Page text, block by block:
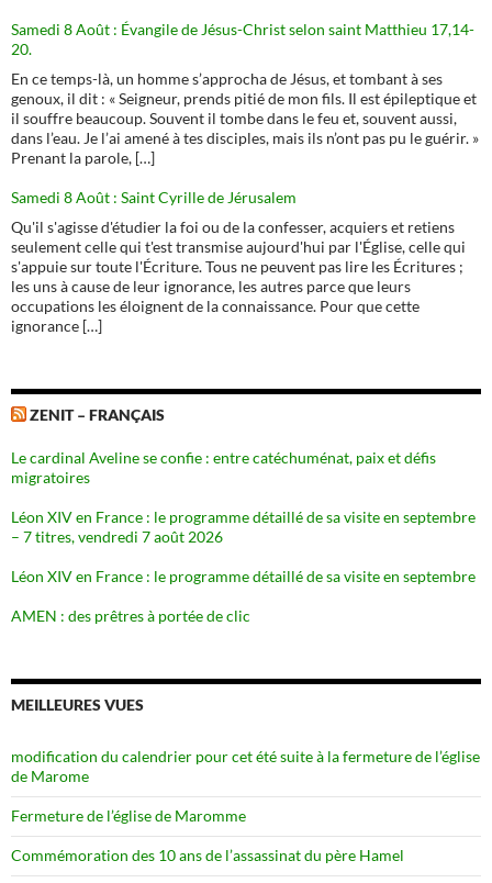
Samedi 8 Août : Évangile de Jésus-Christ selon saint Matthieu 17,14-
20.
En ce temps-là, un homme s’approcha de Jésus, et tombant à ses
genoux, il dit : « Seigneur, prends pitié de mon fils. Il est épileptique et
il souffre beaucoup. Souvent il tombe dans le feu et, souvent aussi,
dans l’eau. Je l’ai amené à tes disciples, mais ils n’ont pas pu le guérir. »
Prenant la parole, […]
Samedi 8 Août : Saint Cyrille de Jérusalem
Qu'il s'agisse d'étudier la foi ou de la confesser, acquiers et retiens
seulement celle qui t'est transmise aujourd'hui par l'Église, celle qui
s'appuie sur toute l'Écriture. Tous ne peuvent pas lire les Écritures ;
les uns à cause de leur ignorance, les autres parce que leurs
occupations les éloignent de la connaissance. Pour que cette
ignorance […]
ZENIT – FRANÇAIS
Le cardinal Aveline se confie : entre catéchuménat, paix et défis
migratoires
Léon XIV en France : le programme détaillé de sa visite en septembre
– 7 titres, vendredi 7 août 2026
Léon XIV en France : le programme détaillé de sa visite en septembre
AMEN : des prêtres à portée de clic
MEILLEURES VUES
modification du calendrier pour cet été suite à la fermeture de l’église
de Marome
Fermeture de l’église de Maromme
Commémoration des 10 ans de l’assassinat du père Hamel